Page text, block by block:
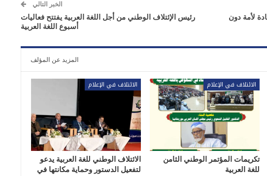
لأمة دون
الخبر التالي
رئيس الإئتلاف الوطني من أجل اللغة العربية يفتتح فعاليات
أسبوع اللغة العربية
المزيد عن المؤلف
الائتلاف في الإعلام
تكريمات المؤتمر الوطني الثامن
للغة العربية
الائتلاف في الإعلام
الائتلاف الوطني للغة العربية يدعو
لتفعيل الدستور وحماية مكانتها في